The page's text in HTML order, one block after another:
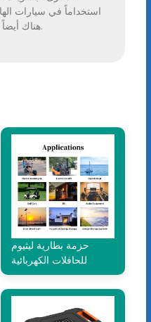
استخداماً في سيارات
هناك أيضاً أنواع أخرى شهيرة مثل النيكل.
حزمة بطارية ليثيوم
للحافلات الكهربائية